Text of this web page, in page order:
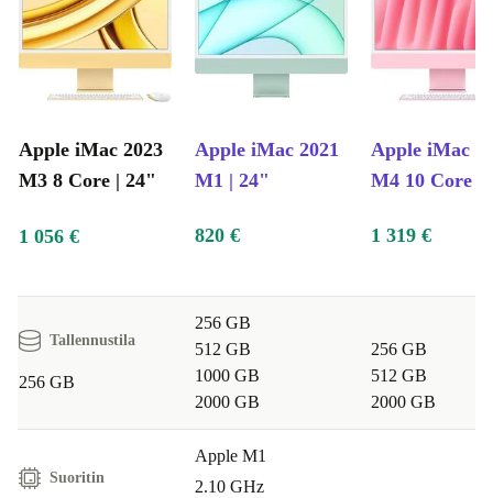
Apple iMac 2023
M3 8 Core | 24"
Apple iMac 2021
M1 | 24"
Apple iMac
M4 10 Core |
1 056 € 820 € 1 319 €
Tallennustila
256 GB
256 GB
512 GB
1000 GB
2000 GB
256 GB
512 GB
2000 GB
Suoritin
Apple M1
2.10 GHz